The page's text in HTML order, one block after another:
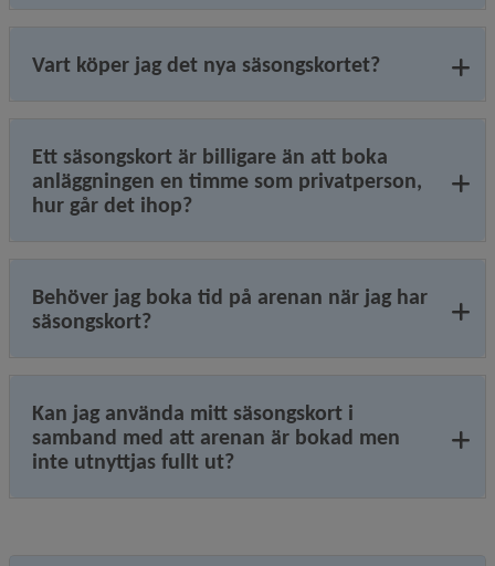
Vart köper jag det nya säsongskortet?
Ett säsongskort är billigare än att boka
anläggningen en timme som privatperson,
hur går det ihop?
Behöver jag boka tid på arenan när jag har
säsongskort?
Kan jag använda mitt säsongskort i
samband med att arenan är bokad men
inte utnyttjas fullt ut?